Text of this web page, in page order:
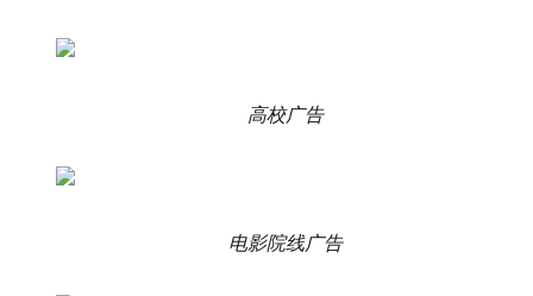
高校广告
电影院线广告